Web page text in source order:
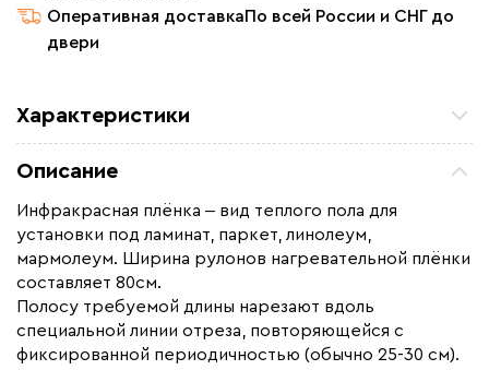
Оперативная доставкаПо всей России и СНГ до
двери
Характеристики
Мощность (Вт)
Назначение
Под линолеум / ковролин,
Монтаж Сухой монтаж
Макс. рабочая температура (C)
Описание
Инфракрасная плёнка ‒ вид теплого пола для
установки под ламинат, паркет, линолеум,
мармолеум. Ширина рулонов нагревательной плёнки
составляет 80см.
Полосу требуемой длины нарезают вдоль
специальной линии отреза, повторяющейся с
фиксированной периодичностью (обычно 25-30 см).